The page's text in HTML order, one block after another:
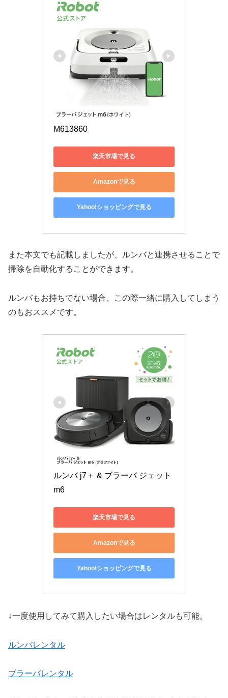
M613860
楽天市場で見る
Amazonで見る
Yahoo!ショッピングで見る
また本文でも記載しましたが、ルンバと連携させることで
掃除を自動化することができます。
ルンバもお持ちでない場合、この際一緒に購入してしまう
のもおススメです。
ルンバ j7＋ & ブラーバ ジェット
m6
楽天市場で見る
Amazonで見る
Yahoo!ショッピングで見る
↓一度使用してみて購入したい場合はレンタルも可能。
ルンバレンタル
ブラーバレンタル